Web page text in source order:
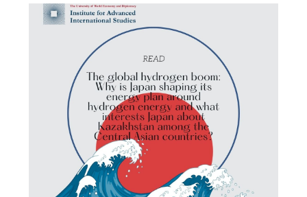
Азия + Япония”. Но из-за угрозы цунами в Стране
восходящего солнца он отложил свою поездку.
Так с чем же связано стремление Токио
активизироваться в Цент